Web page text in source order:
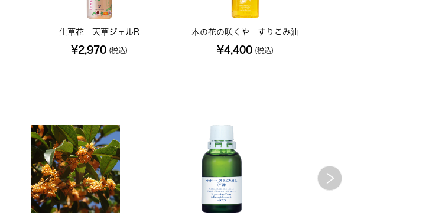
生草花 天草ジェルR
¥2,970 (税込)
木の花の咲くや すりこみ油
¥4,400 (税込)